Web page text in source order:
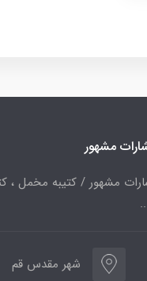
مشهور
مشهور / کتیبه مخمل ،
شهر مقدس قم